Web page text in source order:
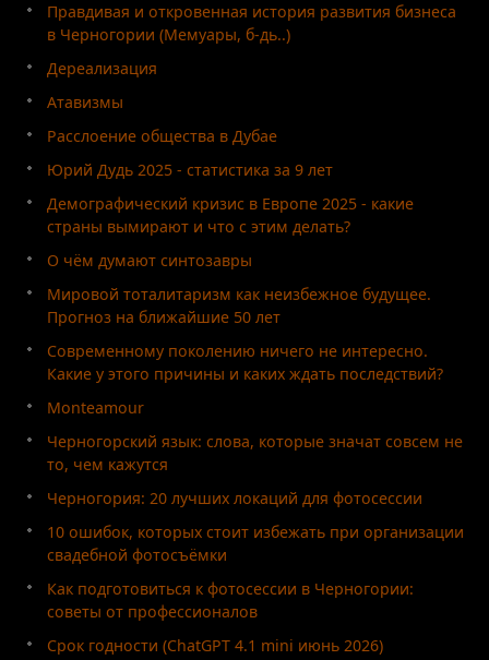
Правдивая и откровенная история развития бизнеса
в Черногории (Мемуары, б-дь..)
Дереализация
Атавизмы
Расслоение общества в Дубае
Юрий Дудь 2025 - статистика за 9 лет
Демографический кризис в Европе 2025 - какие
страны вымирают и что с этим делать?
О чём думают синтозавры
Мировой тоталитаризм как неизбежное будущее.
Прогноз на ближайшие 50 лет
Современному поколению ничего не интересно.
Какие у этого причины и каких ждать последствий?
Monteamour
Черногорский язык: слова, которые значат совсем не
то, чем кажутся
Черногория: 20 лучших локаций для фотосессии
10 ошибок, которых стоит избежать при организации
свадебной фотосъёмки
Как подготовиться к фотосессии в Черногории:
советы от профессионалов
Срок годности (ChatGPT 4.1 mini июнь 2026)